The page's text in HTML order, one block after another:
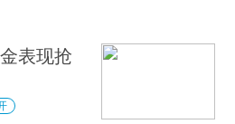
表现抢